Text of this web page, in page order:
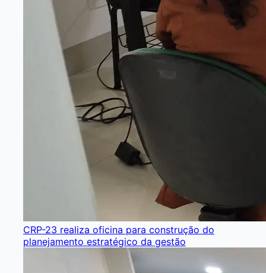
CRP-23 realiza oficina para construção do
planejamento estratégico da gestão